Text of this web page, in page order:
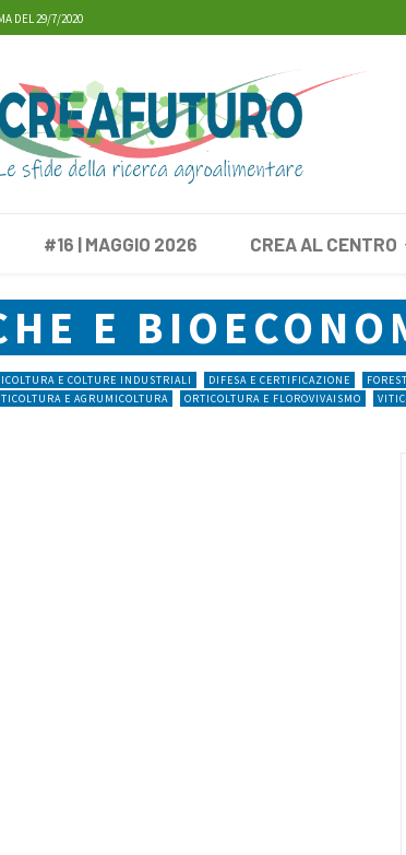
DEL 29/7/2020
#16 | MAGGIO 2026 CREA AL CENTRO
E
E COLTURE INDUSTRIALI DIFESA E CERTIFICAZIONE
E AGRUMICOLTURA ORTICOLTURA E FLOROVIVAISMO